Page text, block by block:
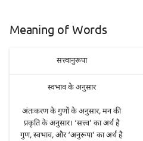
Meaning of Words
सत्त्वानुरूपा
स्वभाव के अनुसार
अंतःकरण के गुणों के अनुसार, मन की
प्रकृति के अनुसार। ‘सत्त्व’ का अर्थ है
गुण, स्वभाव, और ‘अनुरूपा’ का अर्थ है